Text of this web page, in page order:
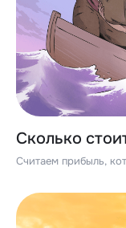
Сколько
Считаем прибыль,